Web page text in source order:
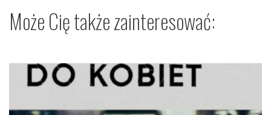
Może Cię także zainteresować: